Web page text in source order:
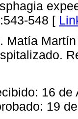
548 [
Matía
16 de
19